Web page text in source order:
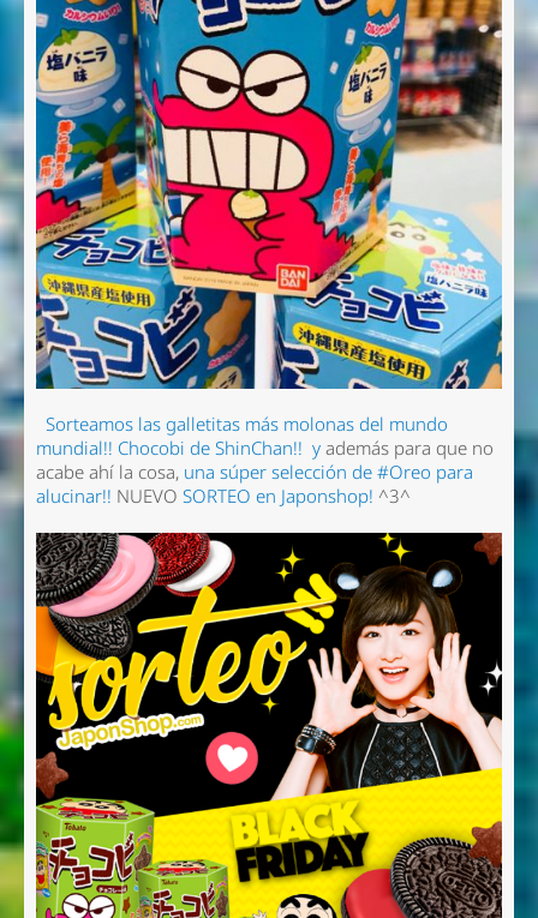
Sorteamos las galletitas más molonas del mundo
mundial!! Chocobi de ShinChan!! yademás para que no
acabe ahí la cosa, una súper selección de #Oreo para
alucinar!! NUEVO SORTEO en Japonshop! ^3^